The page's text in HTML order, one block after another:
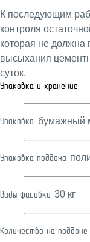
К последующим
контроля
которая не
высыхания
суток.
Упаковка и хранение
Упаковка: бумажный
Упаковка поддона:
Виды фасовки: 30 кг
Количество на поддоне: